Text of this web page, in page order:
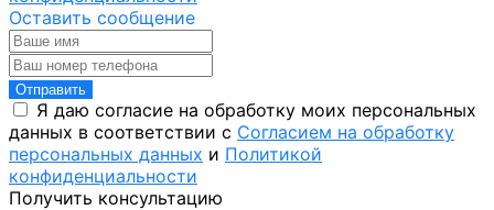
Оставить сообщение
Отправить
Я даю согласие на обработку моих персональных
данных в соответствии с Согласием на обработку
персональных данных и Политикой
конфиденциальности
Получить консультацию